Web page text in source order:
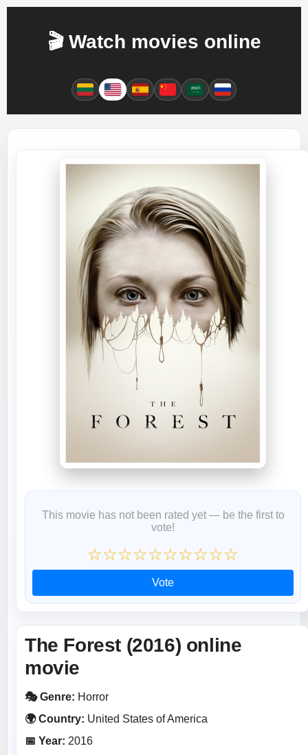
🎬 Watch movies online
This movie has not been rated yet — be the first to
vote!
☆☆☆☆☆☆☆☆☆☆
Vote
The Forest (2016) online
movie
🎭 Genre: Horror
🌍 Country: United States of America
📅 Year: 2016